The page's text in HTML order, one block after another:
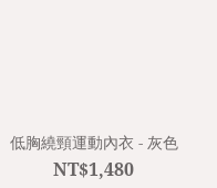
低胸繞頸運動內衣 - 灰色
NT$1,480